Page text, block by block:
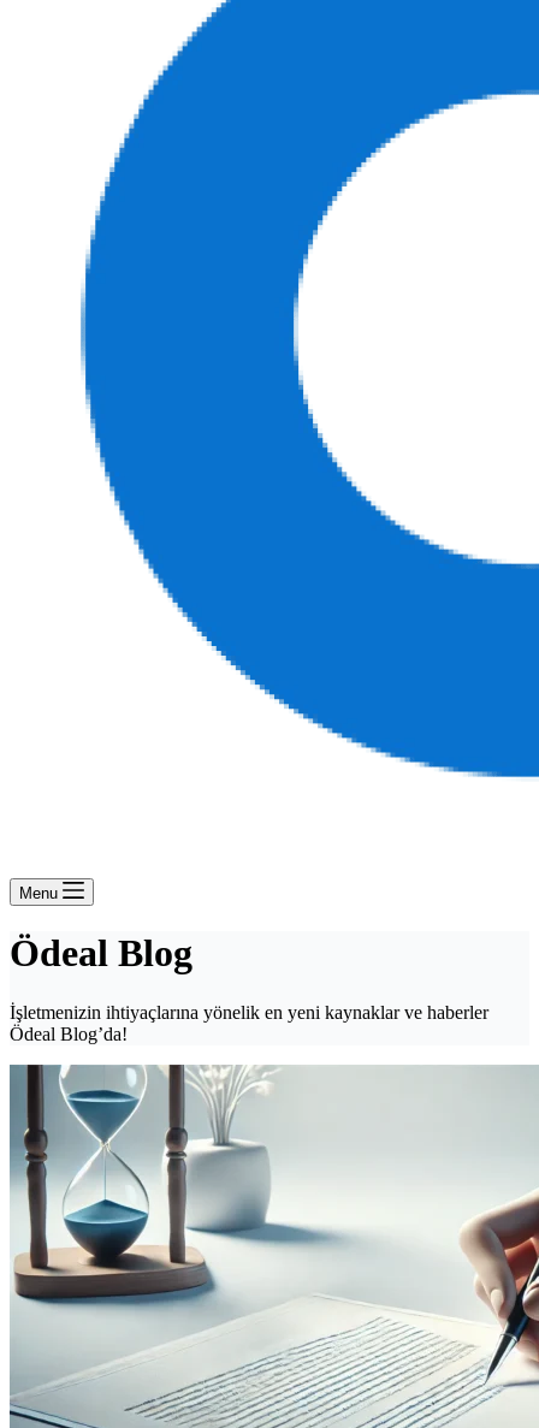
Menu
Ödeal Blog
İşletmenizin ihtiyaçlarına yönelik en yeni kaynaklar ve haberler
Ödeal Blog’da!